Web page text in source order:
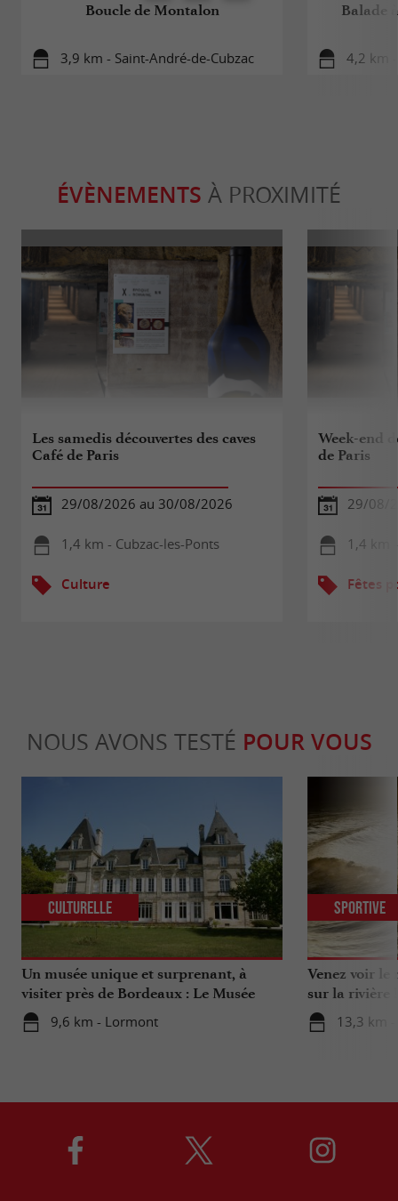
Boucle de Montalon
3,9 km - Saint-André-de-Cubzac
Balade
4,2 km -
ÉVÈNEMENTS À PROXIMITÉ
Les samedis découvertes des caves
Café de Paris
29/08/2026 au 30/08/2026
1,4 km - Cubzac-les-Ponts
Culture
Week-end
de Paris
29/08/
1,4 km
Fêtes
NOUS AVONS TESTÉ POUR VOUS
Un musée unique et surprenant, à
visiter près de Bordeaux : Le Musée
National de l’Assurance Maladie
9,6 km - Lormont
Culturelle
Venez voir le
sur la rivière !
13,3 km -
Sportive